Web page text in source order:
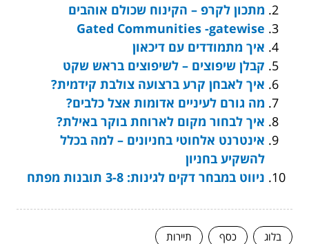
מתכון לקרפ – הקינוח שכולם אוהבים
Gated Communities -gatewise
איך מתמודדים עם דיכאון
קבלן שיפוצים – לשיפוצים בראש שקט
איך לאבחן קרע ברצועה צולבת קידמית?
מה גורם לעיניים אדומות אצל כלבים?
איך לבחור מקום לארוחת בוקר באילת?
אינטרנט אלחוטי בחניונים – למה בכלל
להשקיע בחניון
ניווט במבחר דקים לגינות: 3-8 תובנות מפתח
בלוג כסף תיירות